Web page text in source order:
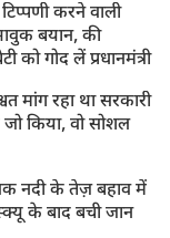
करने वाली
बयान, की
को गोद लें प्रधानमंत्री
मांग रहा था सरकारी
जो किया, वो सोशल
नदी के तेज़ बहाव में
के बाद बची जान